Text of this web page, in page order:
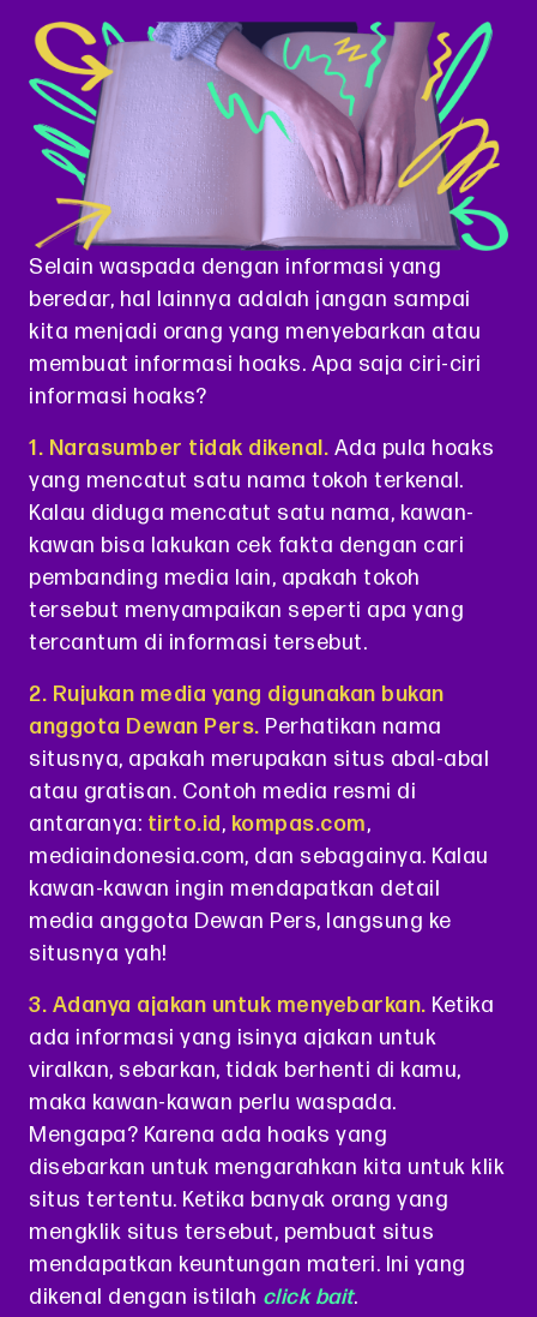
Selain waspada dengan informasi yang
beredar, hal lainnya adalah jangan sampai
kita menjadi orang yang menyebarkan atau
membuat informasi hoaks. Apa saja ciri-ciri
informasi hoaks?
1. Narasumber tidak dikenal. Ada pula hoaks
yang mencatut satu nama tokoh terkenal.
Kalau diduga mencatut satu nama, kawan-
kawan bisa lakukan cek fakta dengan cari
pembanding media lain, apakah tokoh
tersebut menyampaikan seperti apa yang
tercantum di informasi tersebut.
2. Rujukan media yang digunakan bukan
anggota Dewan Pers. Perhatikan nama
situsnya, apakah merupakan situs abal-abal
atau gratisan. Contoh media resmi di
antaranya: tirto.id, kompas.com,
mediaindonesia.com, dan sebagainya. Kalau
kawan-kawan ingin mendapatkan detail
media anggota Dewan Pers, langsung ke
situsnya yah!
3. Adanya ajakan untuk menyebarkan. Ketika
ada informasi yang isinya ajakan untuk
viralkan, sebarkan, tidak berhenti di kamu,
maka kawan-kawan perlu waspada.
Mengapa? Karena ada hoaks yang
disebarkan untuk mengarahkan kita untuk klik
situs tertentu. Ketika banyak orang yang
mengklik situs tersebut, pembuat situs
mendapatkan keuntungan materi. Ini yang
dikenal dengan istilah click bait.